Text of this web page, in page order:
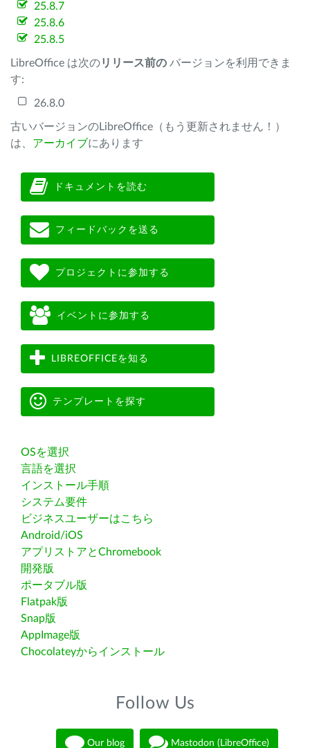
25.8.7
25.8.6
25.8.5
LibreOffice は次のリリース前の バージョンを利用できま
す:
26.8.0
古いバージョンのLibreOffice（もう更新されません！）
は、 アーカイブにあります
ドキュメントを読む
フィードバックを送る
プロジェクトに参加する
イベントに参加する
LIBREOFFICEを知る
テンプレートを探す
OSを選択
言語を選択
インストール手順
システム要件
ビジネスユーザーはこちら
Android/iOS
アプリストアとChromebook
開発版
ポータブル版
Flatpak版
Snap版
AppImage版
Chocolateyからインストール
Follow Us
Our blog Mastodon (LibreOffice)